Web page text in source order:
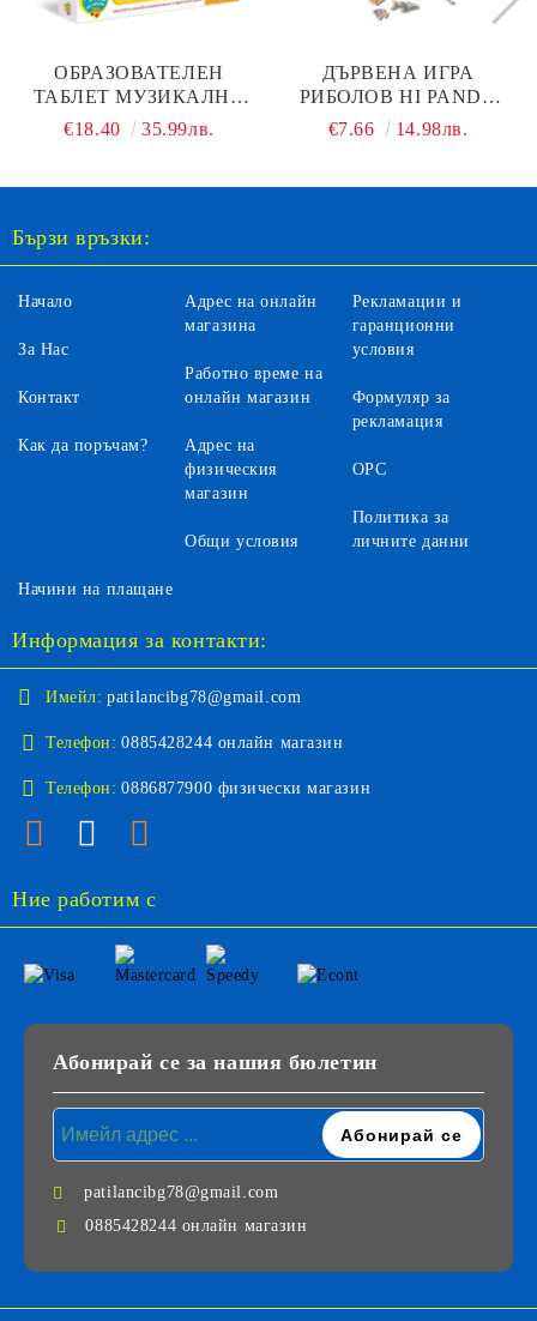
ОБРАЗОВАТЕЛЕН
ТАБЛЕТ МУЗИКАЛНО
ПИАНО THINKLE
€18.40 35.99лв.
ДЪРВЕНА ИГРА
РИБОЛОВ HI PANDO
HP102
€7.66 14.98лв.
Бързи връзки:
Начало
За Нас
Контакт
Как да поръчам?
Адрес на онлайн
магазина
Работно време на
онлайн магазин
Адрес на
физическия
магазин
Общи условия
Рекламации и
гаранционни
условия
Формуляр за
рекламация
ОРС
Политика за
личните данни
Начини на плащане
Информация за контакти:
Имейл: patilancibg78@gmail.com
Телефон: 0885428244 онлайн магазин
Телефон: 0886877900 физически магазин
Ние работим с
Абонирай се за нашия бюлетин
patilancibg78@gmail.com
0885428244 онлайн магазин